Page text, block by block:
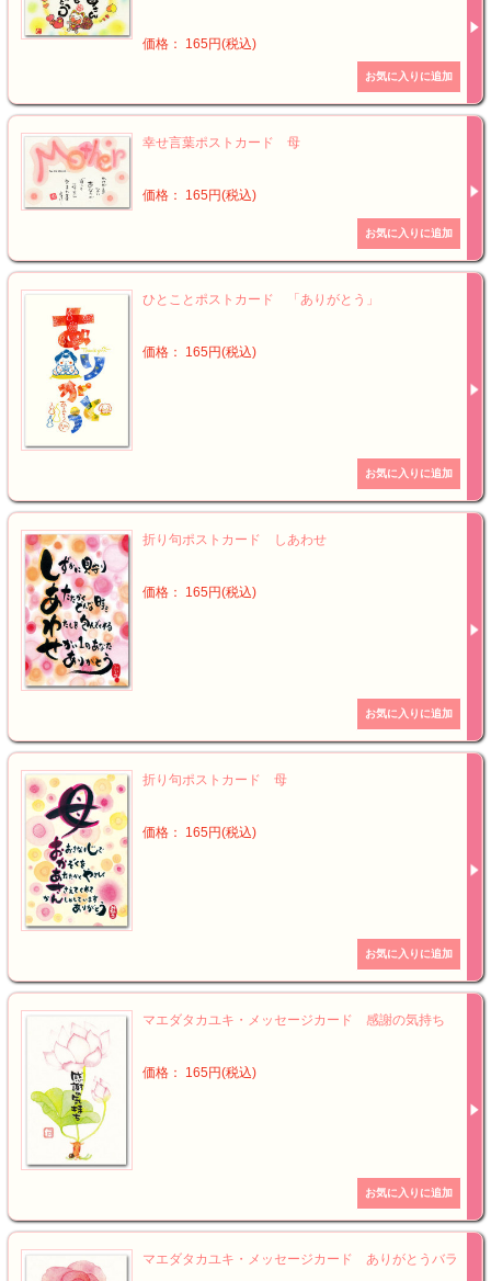
価格： 165円(税込)
幸せ言葉ポストカード 母
価格： 165円(税込)
ひとことポストカード 「ありがとう」
価格： 165円(税込)
折り句ポストカード しあわせ
価格： 165円(税込)
折り句ポストカード 母
価格： 165円(税込)
マエダタカユキ・メッセージカード 感謝の気持ち
価格： 165円(税込)
マエダタカユキ・メッセージカード ありがとうバラ